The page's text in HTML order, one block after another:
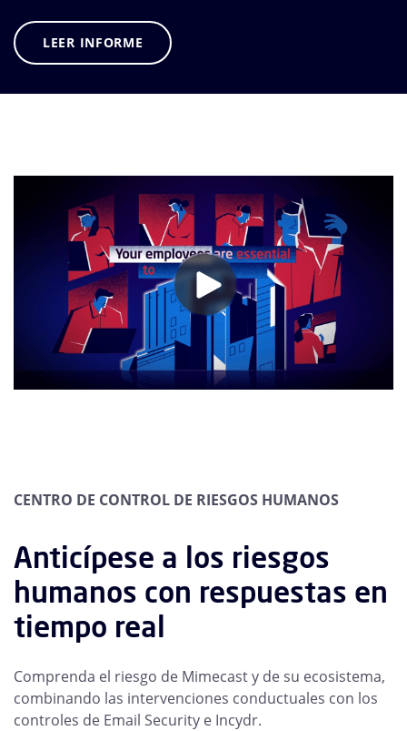
LEER INFORME
CENTRO DE CONTROL DE RIESGOS HUMANOS
Anticípese a los riesgos
humanos con respuestas en
tiempo real
Comprenda el riesgo de Mimecast y de su ecosistema,
combinando las intervenciones conductuales con los
controles de Email Security e Incydr.